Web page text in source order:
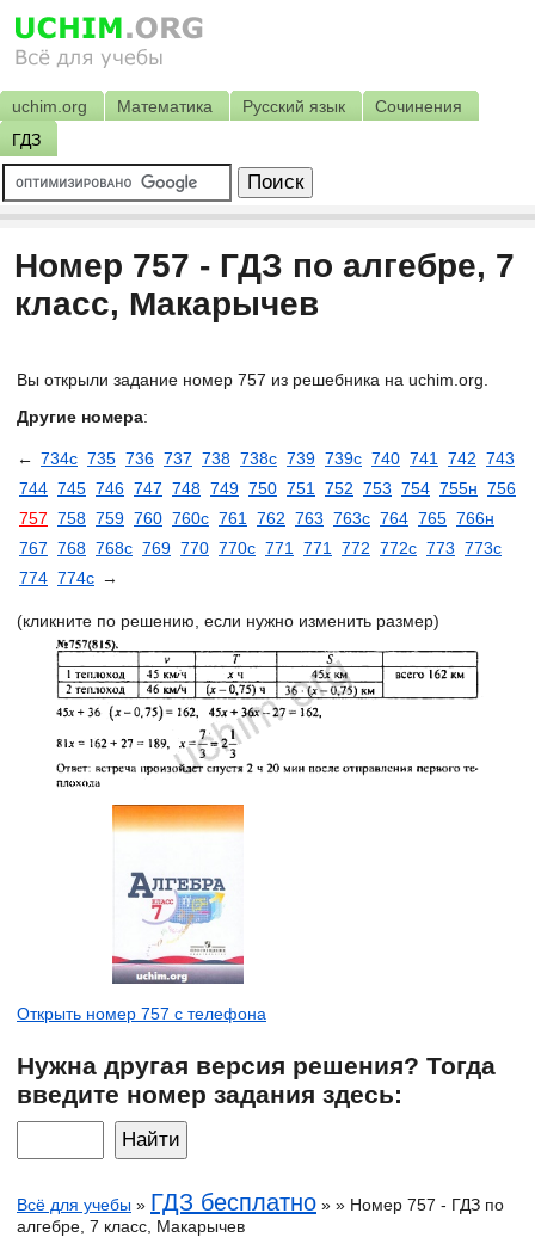
uchim.org Математика Русский язык
Сочинения
ГДЗ
Номер 757 - ГДЗ по алгебре, 7
класс, Макарычев
Вы открыли задание номер 757 из решебника на uchim.org.
Другие номера:
← 734c 735 736 737 738 738с 739 739с 740 741 742 743
744 745 746 747 748 749 750 751 752 753 754 755н 756
757 758 759 760 760с 761 762 763 763с 764 765 766н
767 768 768с 769 770 770с 771 771 772 772с 773 773с
774 774с →
(кликните по решению, если нужно изменить размер)
Открыть номер 757 с телефона
Нужна другая версия решения? Тогда
введите номер задания здесь:
Всё для учебы » ГДЗ бесплатно » » Номер 757 - ГДЗ по
алгебре, 7 класс, Макарычев